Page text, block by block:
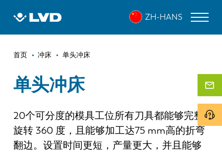
ZH-HANS
面
包
屑
首页 冲床 单头冲床
单头冲床
20个可分度的模具工位所有刀具都能够完整
旋转 360 度，且能够加工达75 mm高的折弯
翻边。设置时间更短，产量更大，并且能够
激光切割机
折弯机
折弯中心
冲床
剪板机